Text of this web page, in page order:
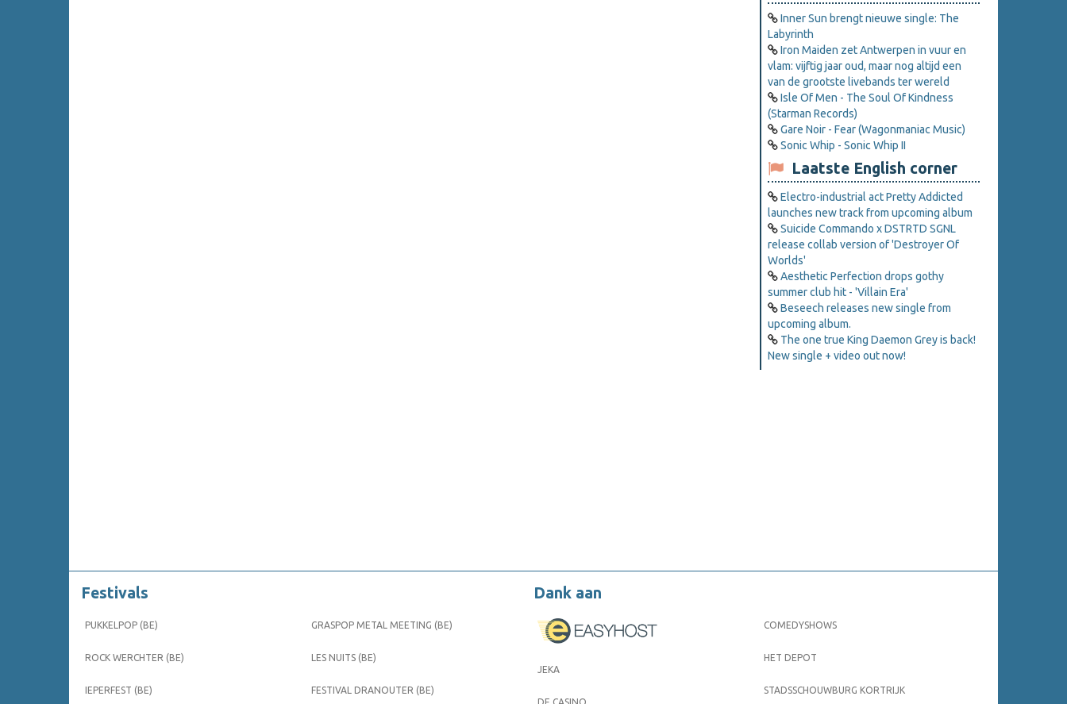
Inner Sun brengt nieuwe single: The
Labyrinth
Iron Maiden zet Antwerpen in vuur en
vlam: vijftig jaar oud, maar nog altijd een
van de grootste livebands ter wereld
Isle Of Men - The Soul Of Kindness
(Starman Records)
Gare Noir - Fear (Wagonmaniac Music)
Sonic Whip - Sonic Whip II
Laatste English corner
Electro-industrial act Pretty Addicted
launches new track from upcoming album
Suicide Commando x DSTRTD SGNL
release collab version of 'Destroyer Of
Worlds'
Aesthetic Perfection drops gothy
summer club hit - 'Villain Era'
Beseech releases new single from
upcoming album.
The one true King Daemon Grey is back!
New single + video out now!
Festivals
PUKKELPOP (BE)
ROCK WERCHTER (BE)
IEPERFEST (BE)
GRASPOP METAL MEETING (BE)
LES NUITS (BE)
FESTIVAL DRANOUTER (BE)
Dank aan
JEKA
COMEDYSHOWS
HET DEPOT
STADSSCHOUWBURG KORTRIJK